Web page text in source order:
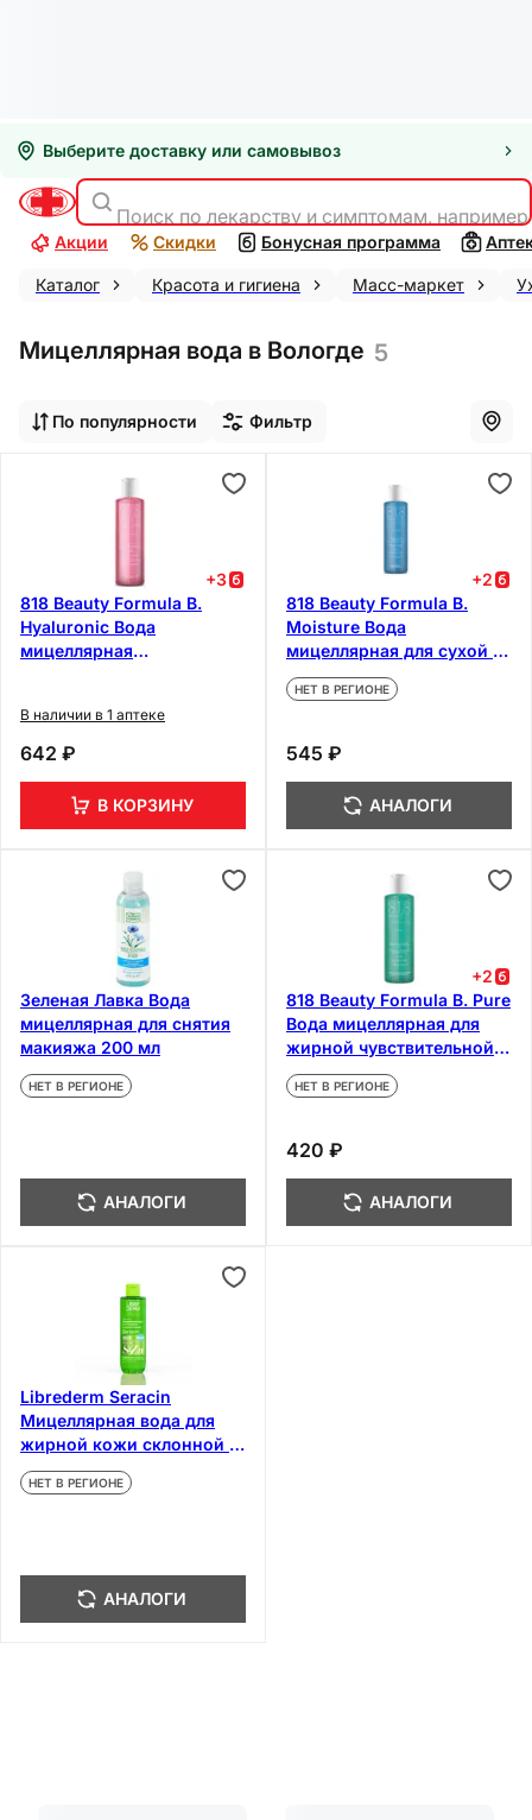
Выберите доставку или самовывоз
Поиск по лекарству и симптомам,
Акции Скидки Бонусная программа
Каталог Красота и гигиена Масс-маркет
Мицеллярная вода в Вологде 5
По популярности Фильтр
+3
818 Beauty Formula B.
Hyaluronic Вода
мицеллярная
мл
В наличии в 1 аптеке
642 ₽
В КОРЗИНУ
+2
818 Beauty Formula B.
Moisture Вода
мицеллярная для сухой и
сверхчувствительной
кожи 200 мл
НЕТ В РЕГИОНЕ
545 ₽
АНАЛОГИ
Зеленая Лавка Вода
мицеллярная для снятия
макияжа 200 мл
НЕТ В РЕГИОНЕ
АНАЛОГИ
+2
818 Beauty Formula B. Pure
Вода мицеллярная для
жирной чувствительной
кожи 200 мл
НЕТ В РЕГИОНЕ
420 ₽
АНАЛОГИ
Librederm Seracin
Мицеллярная вода для
жирной кожи склонной к
акне 250 мл
НЕТ В РЕГИОНЕ
АНАЛОГИ